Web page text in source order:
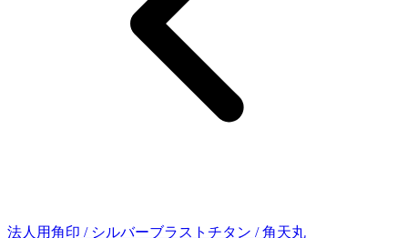
法人用角印 / シルバーブラストチタン / 角天丸